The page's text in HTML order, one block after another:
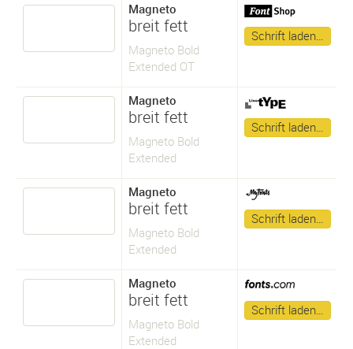
Magneto
breit fett
Magneto Bold
Extended OT
Schrift laden…
Magneto
breit fett
Magneto Bold
Extended
Schrift laden…
Magneto
breit fett
Magneto Bold
Extended
Schrift laden…
Magneto
breit fett
Magneto Bold
Extended
Schrift laden…